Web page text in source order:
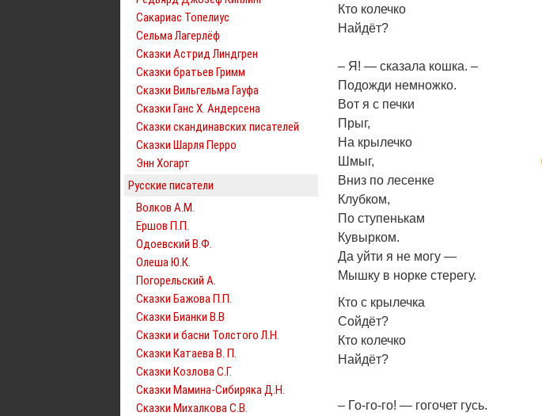
Сакариас Топелиус
Сельма Лагерлёф
Сказки Астрид Линдгрен
Сказки братьев Гримм
Сказки Вильгельма Гауфа
Сказки Ганс Х. Андерсена
Сказки скандинавских писателей
Сказки Шарля Перро
Энн Хогарт
Русские писатели
Волков А.М.
Ершов П.П.
Одоевский В.Ф.
Олеша Ю.К.
Погорельский А.
Сказки Бажова П.П.
Сказки Бианки В.В
Сказки и басни Толстого Л.Н.
Сказки Катаева В. П.
Сказки Козлова С.Г.
Сказки Мамина-Сибиряка Д.Н.
Сказки Михалкова С.В.
Кто колечко
Найдёт?
– Я! — сказала кошка. –
Подожди немножко.
Вот я с печки
Прыг,
На крылечко
Шмыг,
Вниз по лесенке
Клубком,
По ступенькам
Кувырком.
Да уйти я не могу —
Мышку в норке стерегу.
Кто с крылечка
Сойдёт?
Кто колечко
Найдёт?
– Го-го-го! — гогочет гусь.